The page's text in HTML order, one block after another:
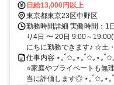
日給13,000円以上
東京都東京23区中野区
勤務時間詳細 実働時間：1
り4日 〜 20日 9:00～
にちに勤務できます♪ ☆土
仕事内容 ⋆｡˚✩｡⋆｡˚✩｡⋆｡˚✩
⭐家庭やプライベートも無
当に評価します◎ ⋆｡˚✩｡⋆｡